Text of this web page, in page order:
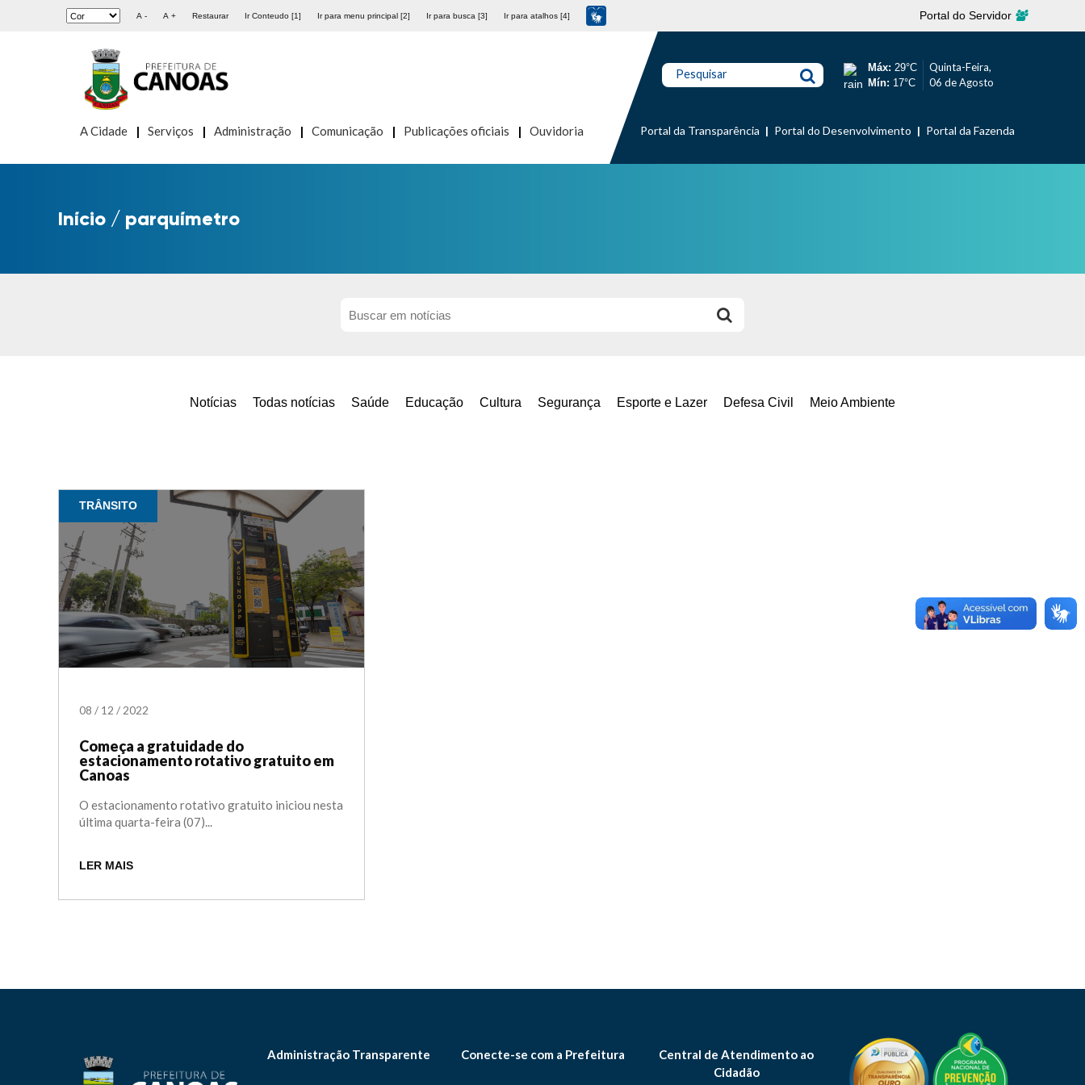
A - A + Restaurar Ir Conteudo [1] Ir para menu principal [2] Ir para busca [3] Ir para atalhos [4] Portal do Servidor
A Cidade Serviços Administração Comunicação Publicações oficiais Ouvidoria
Pesquisar Máx: 29°C
Mín: 17°C
Quinta-Feira,
06 de Agosto
Portal da Transparência Portal do Desenvolvimento Portal da Fazenda
Início / parquímetro
Notícias Todas notícias Saúde Educação Cultura Segurança Esporte e Lazer Defesa Civil Meio Ambiente
TRÂNSITO
08 / 12 /2022
Começa a gratuidade do
estacionamento rotativo gratuito em
Canoas
O estacionamento rotativo gratuito iniciou nesta
última quarta-feira (07)...
LER MAIS
Administração Transparente Conecte-se com a Prefeitura
Central de Atendimento ao
Cidadão